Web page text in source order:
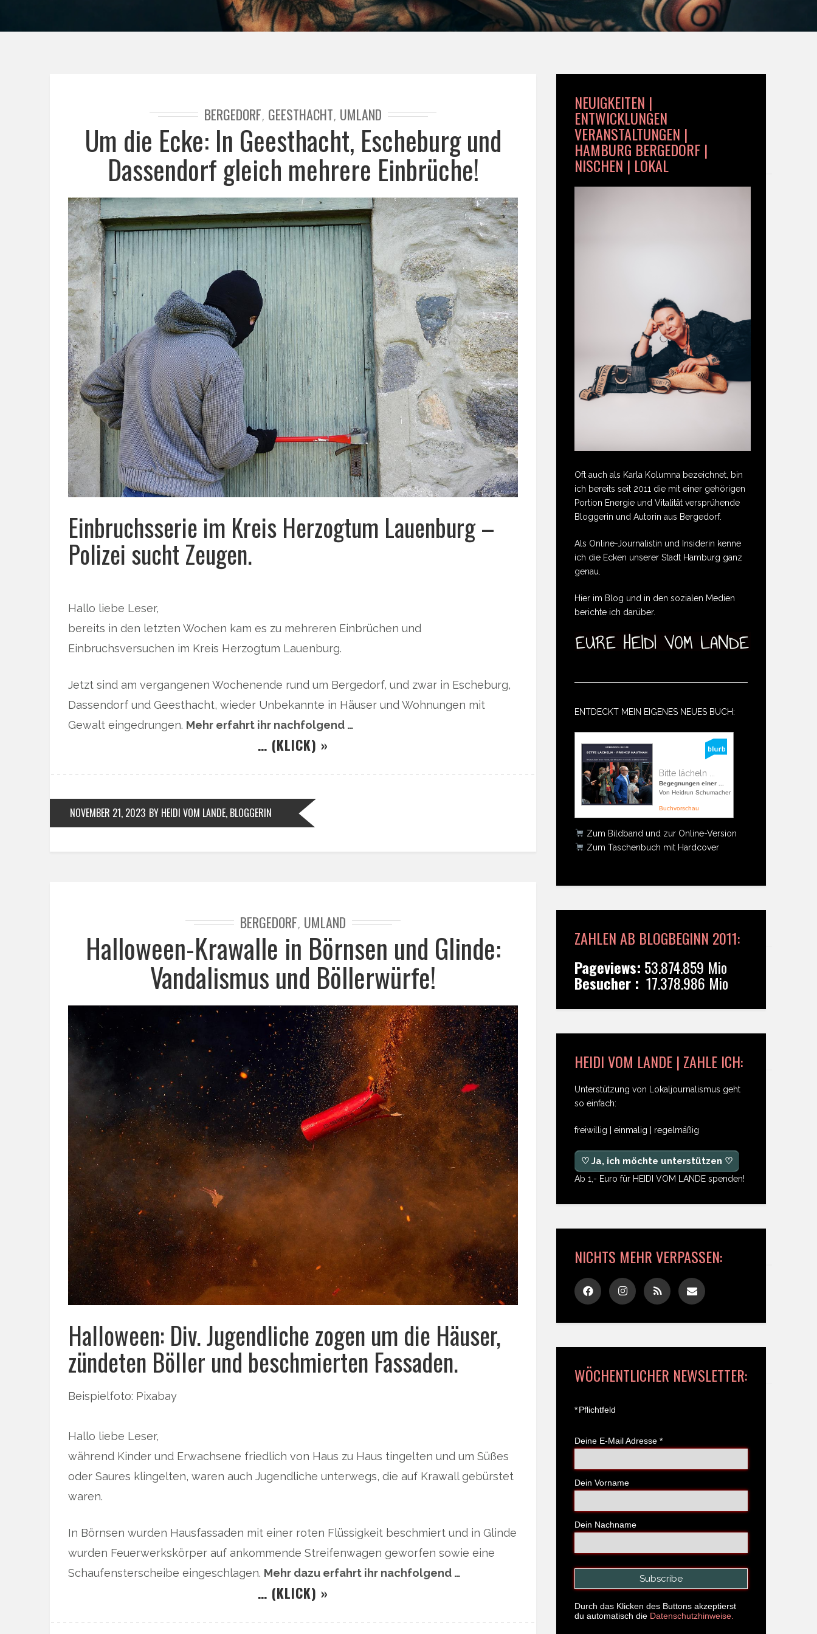
BERGEDORF, GEESTHACHT, UMLAND
Um die Ecke: In Geesthacht, Escheburg und
Dassendorf gleich mehrere Einbrüche!
Einbruchsserie im Kreis Herzogtum Lauenburg –
Polizei sucht Zeugen.
Hallo liebe Leser,
bereits in den letzten Wochen kam es zu mehreren Einbrüchen und
Einbruchsversuchen im Kreis Herzogtum Lauenburg.
Jetzt sind am vergangenen Wochenende rund um Bergedorf, und zwar in Escheburg,
Dassendorf und Geesthacht, wieder Unbekannte in Häuser und Wohnungen mit
Gewalt eingedrungen. Mehr erfahrt ihr nachfolgend …
… (KLICK) »
NOVEMBER 21, 2023 BY HEIDI VOM LANDE, BLOGGERIN
BERGEDORF, UMLAND
Halloween-Krawalle in Börnsen und Glinde:
Vandalismus und Böllerwürfe!
Halloween: Div. Jugendliche zogen um die Häuser,
zündeten Böller und beschmierten Fassaden.
Beispielfoto: Pixabay
Hallo liebe Leser,
während Kinder und Erwachsene friedlich von Haus zu Haus tingelten und um Süßes
oder Saures klingelten, waren auch Jugendliche unterwegs, die auf Krawall gebürstet
waren.
In Börnsen wurden Hausfassaden mit einer roten Flüssigkeit beschmiert und in Glinde
wurden Feuerwerkskörper auf ankommende Streifenwagen geworfen sowie eine
Schaufensterscheibe eingeschlagen. Mehr dazu erfahrt ihr nachfolgend …
… (KLICK) »
NEUIGKEITEN |
ENTWICKLUNGEN
VERANSTALTUNGEN |
HAMBURG BERGEDORF |
NISCHEN | LOKAL
Oft auch als Karla Kolumna bezeichnet, bin
ich bereits seit 2011 die mit einer gehörigen
Portion Energie und Vitalität versprühende
Bloggerin und Autorin aus Bergedorf.
Als Online-Journalistin und Insiderin kenne
ich die Ecken unserer Stadt Hamburg ganz
genau.
Hier im Blog und in den sozialen Medien
berichte ich darüber.
ENTDECKT MEIN EIGENES NEUES BUCH:
Bitte lächeln ...
Begegnungen einer ...
Von Heidrun Schumacher
Buchvorschau
Zum Bildband und zur Online-Version
Zum Taschenbuch mit Hardcover
ZAHLEN AB BLOGBEGINN 2011:
Pageviews: 53.874.859 Mio
Besucher : 17.378.986 Mio
HEIDI VOM LANDE | ZAHLE ICH:
Unterstützung von Lokaljournalismus geht
so einfach:
freiwillig | einmalig | regelmäßig
♡ Ja, ich möchte unterstützen ♡
Ab 1,- Euro für HEIDI VOM LANDE spenden!
NICHTS MEHR VERPASSEN:
WÖCHENTLICHER NEWSLETTER:
*Pflichtfeld
Deine E-Mail Adresse *
Dein Vorname
Dein Nachname
Durch das Klicken des Buttons akzeptierst
du automatisch die Datenschutzhinweise.